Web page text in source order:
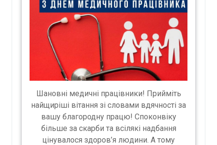
Шановні медичні працівники! Прийміть
найщиріші вітання зі словами вдячності за
вашу благородну працю! Споконвіку
більше за скарби та всілякі надбання
цінувалося здоров’я людини. А тому